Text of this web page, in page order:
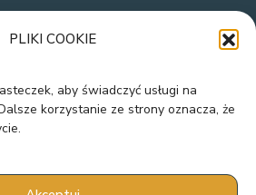
PLIKI COOKIE
aby świadczyć usługi na
korzystanie ze strony oznacza, że
kontaktu!